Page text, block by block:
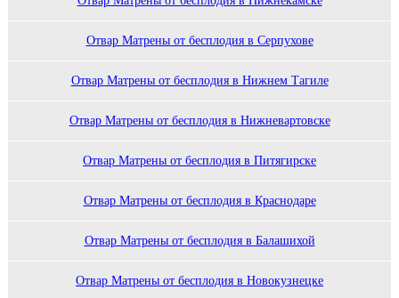
Отвар Матрены от бесплодия в Серпухове
Отвар Матрены от бесплодия в Нижнем Тагиле
Отвар Матрены от бесплодия в Нижневартовске
Отвар Матрены от бесплодия в Питягирске
Отвар Матрены от бесплодия в Краснодаре
Отвар Матрены от бесплодия в Балашихой
Отвар Матрены от бесплодия в Новокузнецке